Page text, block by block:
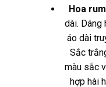
Hoa
dài. Dáng
áo dài
Sắc
màu sắc
hợp hài